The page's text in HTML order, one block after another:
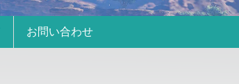
お問い合わせ